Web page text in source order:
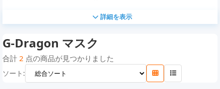
チャンピオン マスク オフホワイト マスク
G-Dragon マスク メジャーリーグベースボール マスク
プーマ マスク クリスチャン ルブタン マスク
エアジョーダン マスク ザ・ノース・フェイス マスク
詳細を表示
G-Dragon マスク
合計 2 点の商品が見つかりました
ソート: